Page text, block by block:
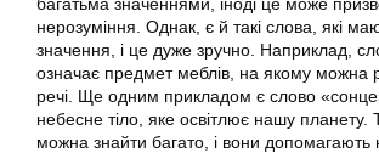
нерозуміння. Однак, є й такі слова, які
значення, і це дуже зручно. Наприклад,
означає предмет меблів, на якому можна
речі. Ще одним прикладом є слово
небесне тіло, яке освітлює нашу планету.
можна знайти багато, і вони допомагають